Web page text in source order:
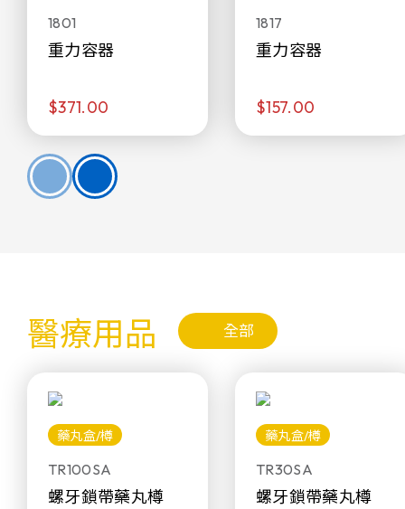
1801
重力容器
$371.00
1817
重力容器
$157.00
醫療用品 全部
藥丸盒/樽
TR100SA
螺牙鎖帶藥丸樽
藥丸盒/樽
TR30SA
螺牙鎖帶藥丸樽